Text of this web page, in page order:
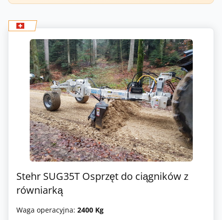
Stehr SUG35T Osprzęt do ciągników z
równiarką
Waga operacyjna: 2400 Kg